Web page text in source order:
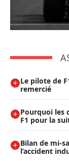
Le pilote de
remercié
Pourquoi les
F1 pour la
Bilan de mi-
l’accident